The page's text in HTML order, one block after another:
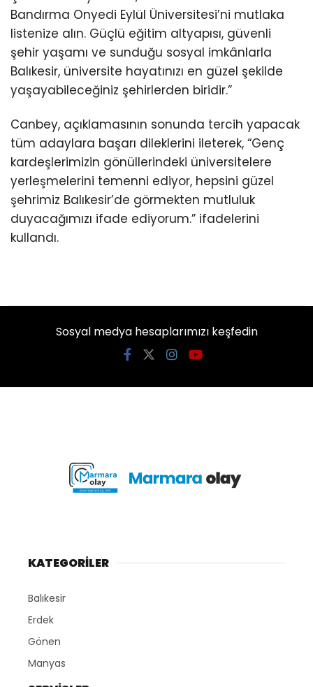
Bandırma Onyedi Eylül Üniversitesi’ni mutlaka
listenize alın. Güçlü eğitim altyapısı, güvenli
şehir yaşamı ve sunduğu sosyal imkânlarla
Balıkesir, üniversite hayatınızı en güzel şekilde
yaşayabileceğiniz şehirlerden biridir.”
Canbey, açıklamasının sonunda tercih yapacak
tüm adaylara başarı dileklerini ileterek, “Genç
kardeşlerimizin gönüllerindeki üniversitelere
yerleşmelerini temenni ediyor, hepsini güzel
şehrimiz Balıkesir’de görmekten mutluluk
duyacağımızı ifade ediyorum.” ifadelerini
kullandı.
Sosyal medya hesaplarımızı keşfedin
KATEGORİLER
Balıkesir
Erdek
Gönen
Manyas